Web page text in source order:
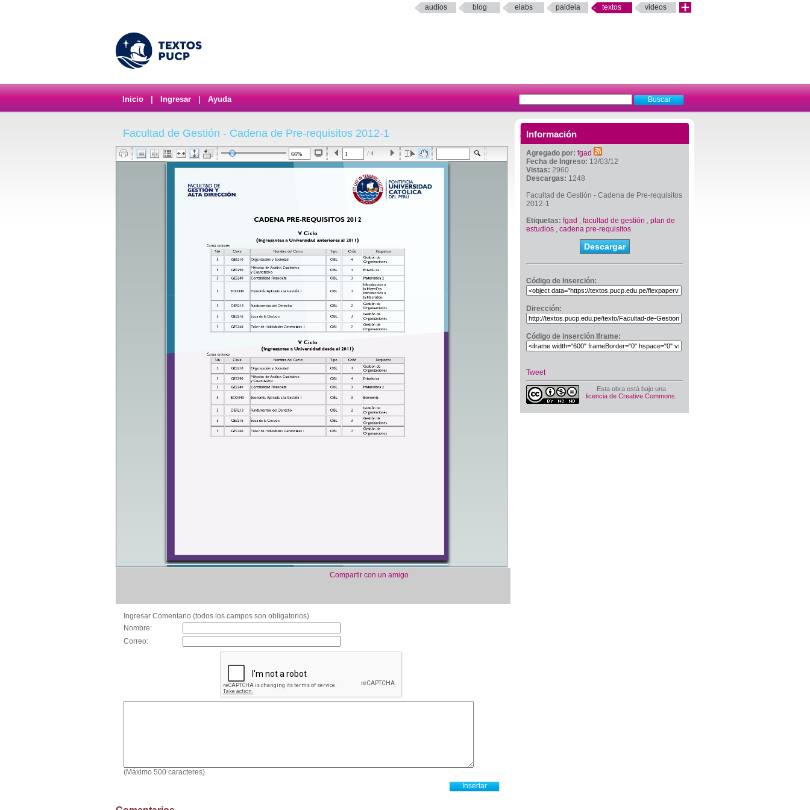
audios blog elabs paideia textos videos
Inicio Ingresar Ayuda
Información
Agregado por: fgad
Fecha de Ingreso: 13/03/12
Vistas: 2960
Descargas: 1248
Facultad de Gestión - Cadena de Pre-requisitos
2012-1
Etiquetas: fgad , facultad de gestión , plan de
estudios , cadena pre-requisitos
Descargar
Código de Inserción:
Dirección:
Código de inserción Iframe:
Tweet
Esta obra está bajo una
licencia de Creative Commons
Facultad de Gestión - Cadena de Pre-requisitos 2012-1
/ 4
Compartir con un amigo
Ingresar Comentario (todos los campos son obligatorios)
Nombre:
Correo:
(Máximo 500 caracteres)